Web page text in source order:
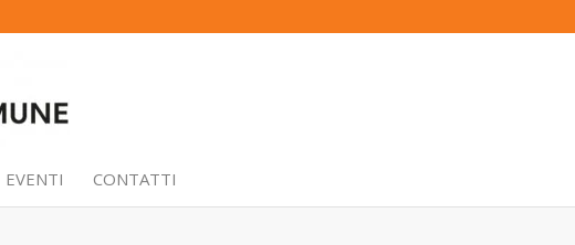
EVENTI CONTATTI